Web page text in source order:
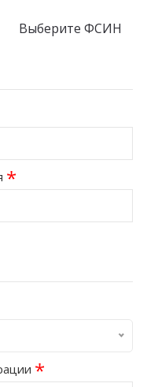
Выберите ФСИН
*
*